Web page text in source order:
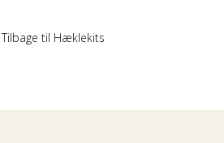
Tilbage til Hæklekits